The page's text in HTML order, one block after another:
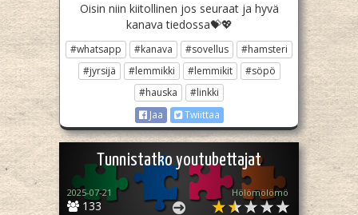
Oisin niin kiitollinen jos seuraat ja hyvä
kanava tiedossa💝💖
#whatsapp #kanava #sovellus
#hamsteri
#jyrsijä
#lemmikki #lemmikit
#söpö
#hauska
#linkki
Jaa
Twiittaa
Tunnistatko youtubettajat
133
2025-07-21 Hölömölömö